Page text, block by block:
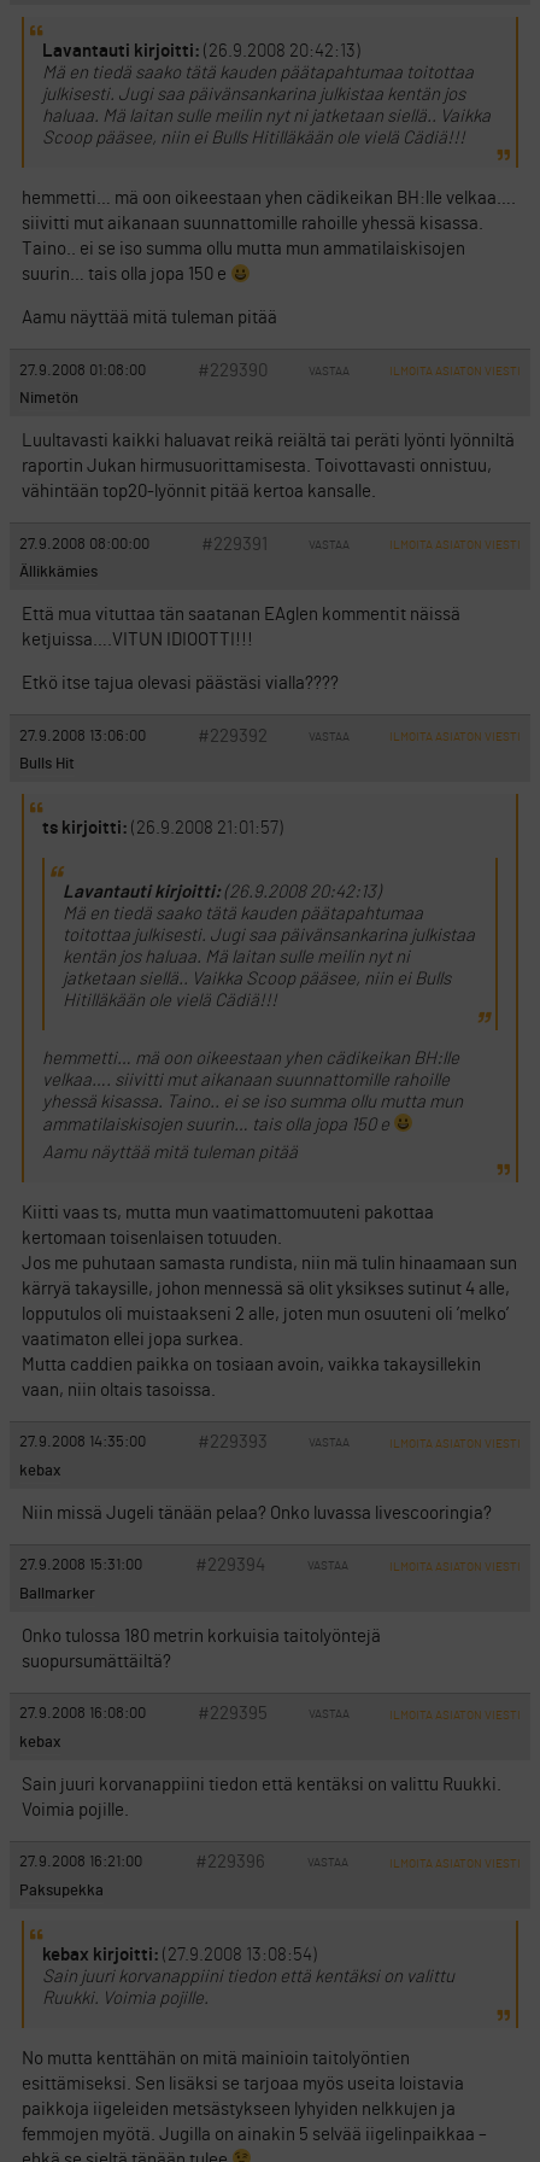
Lavantauti kirjoitti: (26.9.2008 20:42:13)
Mä en tiedä saako tätä kauden päätapahtumaa toitottaa
julkisesti. Jugi saa päivänsankarina julkistaa kentän jos
haluaa. Mä laitan sulle meilin nyt ni jatketaan siellä.. Vaikka
Scoop pääsee, niin ei Bulls Hitilläkään ole vielä Cädiä!!!
hemmetti… mä oon oikeestaan yhen cädikeikan BH:lle velkaa….
siivitti mut aikanaan suunnattomille rahoille yhessä kisassa.
Taino.. ei se iso summa ollu mutta mun ammatilaiskisojen
suurin… tais olla jopa 150 e
Aamu näyttää mitä tuleman pitää
27.9.2008 01:08:00 #229390 VASTAA ILMOITA ASIATON VIESTI
Nimetön
Luultavasti kaikki haluavat reikä reiältä tai peräti lyönti lyönniltä
raportin Jukan hirmusuorittamisesta. Toivottavasti onnistuu,
vähintään top20-lyönnit pitää kertoa kansalle.
27.9.2008 08:00:00 #229391 VASTAA ILMOITA ASIATON VIESTI
Ällikkämies
Että mua vituttaa tän saatanan EAglen kommentit näissä
ketjuissa….VITUN IDIOOTTI!!!
Etkö itse tajua olevasi päästäsi vialla????
27.9.2008 13:06:00 #229392 VASTAA ILMOITA ASIATON VIESTI
Bulls Hit
ts kirjoitti: (26.9.2008 21:01:57)
Lavantauti kirjoitti:(26.9.2008 20:42:13)
Mä en tiedä saako tätä kauden päätapahtumaa
toitottaa julkisesti. Jugi saa päivänsankarina julkistaa
kentän jos haluaa. Mä laitan sulle meilin nyt ni
jatketaan siellä.. Vaikka Scoop pääsee, niin ei Bulls
Hitilläkään ole vielä Cädiä!!!
hemmetti… mä oon oikeestaan yhen cädikeikan BH:lle
velkaa…. siivitti mut aikanaan suunnattomille rahoille
yhessä kisassa. Taino.. ei se iso summa ollu mutta mun
ammatilaiskisojen suurin… tais olla jopa 150 e
Aamu näyttää mitä tuleman pitää
Kiitti vaas ts, mutta mun vaatimattomuuteni pakottaa
kertomaan toisenlaisen totuuden.
Jos me puhutaan samasta rundista, niin mä tulin hinaamaan sun
kärryä takaysille, johon mennessä sä olit yksikses sutinut 4 alle,
lopputulos oli muistaakseni 2 alle, joten mun osuuteni oli ’melko’
vaatimaton ellei jopa surkea.
Mutta caddien paikka on tosiaan avoin, vaikka takaysillekin
vaan, niin oltais tasoissa.
27.9.2008 14:35:00 #229393 VASTAA ILMOITA ASIATON VIESTI
kebax
Niin missä Jugeli tänään pelaa? Onko luvassa livescooringia?
27.9.2008 15:31:00 #229394 VASTAA ILMOITA ASIATON VIESTI
Ballmarker
Onko tulossa 180 metrin korkuisia taitolyöntejä
suopursumättäiltä?
27.9.2008 16:08:00 #229395 VASTAA ILMOITA ASIATON VIESTI
kebax
Sain juuri korvanappiini tiedon että kentäksi on valittu Ruukki.
Voimia pojille.
27.9.2008 16:21:00 #229396 VASTAA ILMOITA ASIATON VIESTI
Paksupekka
kebax kirjoitti: (27.9.2008 13:08:54)
Sain juuri korvanappiini tiedon että kentäksi on valittu
Ruukki. Voimia pojille.
No mutta kenttähän on mitä mainioin taitolyöntien
esittämiseksi. Sen lisäksi se tarjoaa myös useita loistavia
paikkoja iigeleiden metsästykseen lyhyiden nelkkujen ja
femmojen myötä. Jugilla on ainakin 5 selvää iigelinpaikkaa –